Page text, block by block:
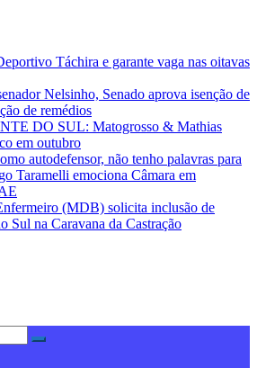
Táchira e garante vaga nas oitavas
Nelsinho, Senado aprova isenção de
de remédios
DO SUL: Matogrosso & Mathias
em outubro
autodefensor, não tenho palavras para
Taramelli emociona Câmara em
(MDB) solicita inclusão de
Sul na Caravana da Castração